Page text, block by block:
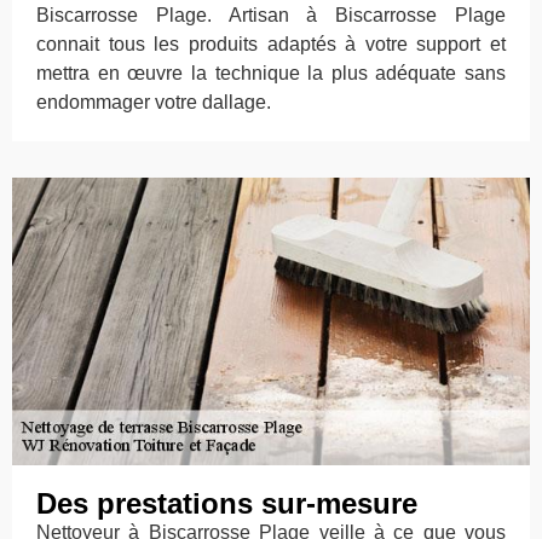
Biscarrosse Plage. Artisan à Biscarrosse Plage
connait tous les produits adaptés à votre support et
mettra en œuvre la technique la plus adéquate sans
endommager votre dallage.
Des prestations sur-mesure
Nettoyeur à Biscarrosse Plage veille à ce que vous